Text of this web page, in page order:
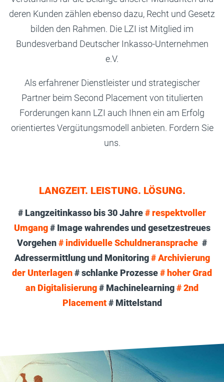
deren Kunden zählen ebenso dazu, Recht und Gesetz
bilden den Rahmen. Die LZI ist Mitglied im
Bundesverband Deutscher Inkasso-Unternehmen
e.V.
Als erfahrener Dienstleister und strategischer
Partner beim Second Placement von titulierten
Forderungen kann LZI auch Ihnen ein am Erfolg
orientiertes Vergütungsmodell anbieten. Fordern Sie
uns.
LANGZEIT. LEISTUNG. LÖSUNG.
# Langzeitinkasso bis 30 Jahre#respektvoller
Umgang# Image wahrendes und gesetzestreues
Vorgehen#individuelle Schuldneransprache #
Adressermittlung und Monitoring#Archivierung
der Unterlagen# schlanke Prozesse# hoher Grad
an Digitalisierung# Machinelearning# 2nd
Placement# Mittelstand